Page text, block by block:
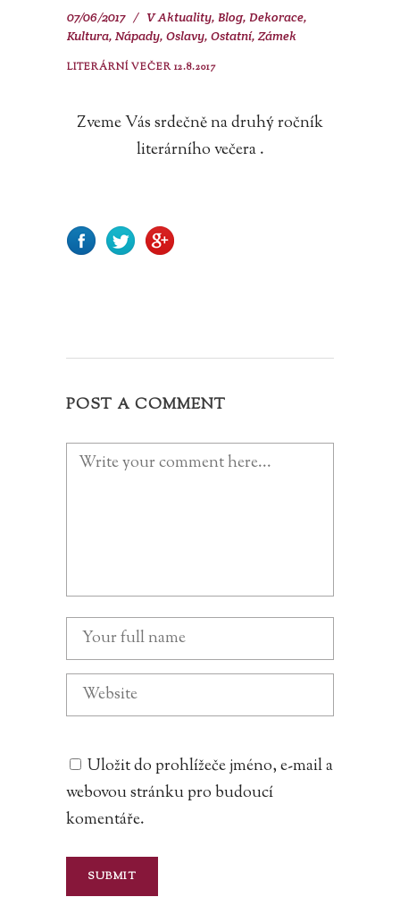
07/06/2017 VAktuality, Blog, Dekorace,
Kultura, Nápady, Oslavy, Ostatní,Zámek
LITERÁRNÍ VEČER 12.8.2017
Zveme Vás srdečně na druhý ročník
literárního večera .
POST A COMMENT
Uložit do prohlížeče jméno, e-mail a
webovou stránku pro budoucí
komentáře.